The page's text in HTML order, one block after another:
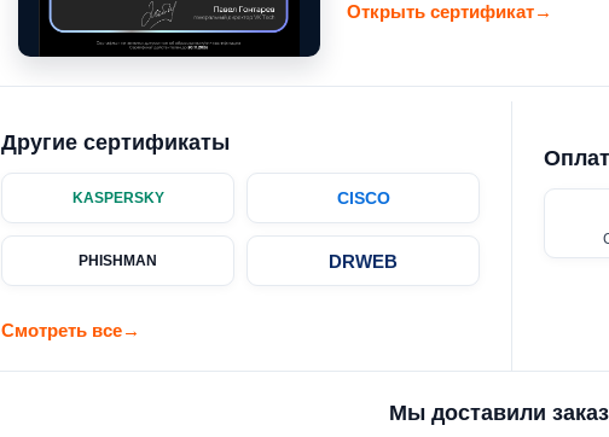
Открыть сертификат→
Другие сертификаты
KASPERSKY CISCO
PHISHMAN DRWEB
Смотреть все→
Мы доставили